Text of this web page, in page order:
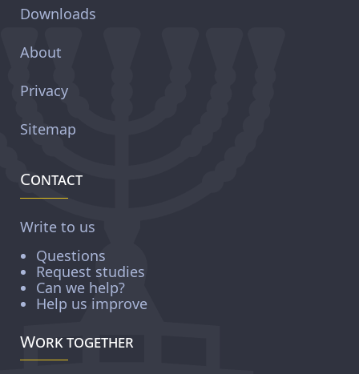
Downloads
About
Privacy
Sitemap
Contact
Write to us
Questions
Request studies
Can we help?
Help us improve
Work together